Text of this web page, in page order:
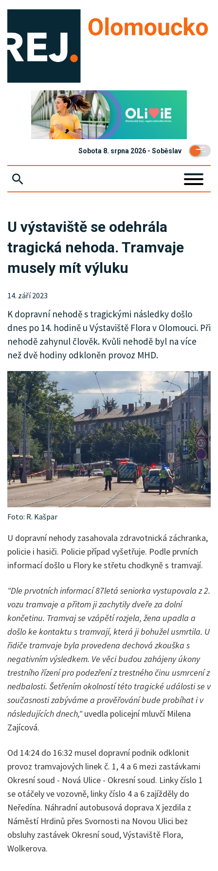
Sobota 8. srpna 2026 - Soběslav
KRIMI
SPORT
KULTURA
SPOLEČNOST
HISTORIE
MHD
INZERCE
ARCHIV
U výstaviště se odehrála
tragická nehoda. Tramvaje
musely mít výluku
14. září 2023
K dopravní nehodě s tragickými následky došlo
dnes po 14. hodině u Výstaviště Flora v Olomouci. Při
nehodě zahynul člověk. Kvůli nehodě byl na více
než dvě hodiny odkloněn provoz MHD.
Foto: R. Kašpar
U dopravní nehody zasahovala zdravotnická záchranka,
policie i hasiči. Policie případ vyšetřuje. Podle prvních
informací došlo u Flory ke střetu chodkyně s tramvají.
"Dle prvotních informací 87letá seniorka vystupovala z 2.
vozu tramvaje a přitom ji zachytily dveře za dolní
končetinu. Tramvaj se vzápětí rozjela, žena upadla a
došlo ke kontaktu s tramvají, která ji bohužel usmrtila. U
řidiče tramvaje byla provedena dechová zkouška s
negativním výsledkem. Ve věci budou zahájeny úkony
trestního řízení pro podezření z trestného činu usmrcení z
nedbalosti. Šetřením okolností této tragické události se v
současnosti zabýváme a prověřování bude probíhat i v
následujících dnech,"uvedla policejní mluvčí Milena
Zajícová.
Od 14:24 do 16:32 musel dopravní podnik odklonit
provoz tramvajových linek č. 1, 4 a 6 mezi zastávkami
Okresní soud - Nová Ulice - Okresní soud. Linky číslo 1
se otáčely ve vozovně, linky číslo 4 a 6 zajížděly do
Neředína. Náhradní autobusová doprava X jezdila z
Náměstí Hrdinů přes Svornosti na Novou Ulici bez
obsluhy zastávek Okresní soud, Výstaviště Flora,
Wolkerova.